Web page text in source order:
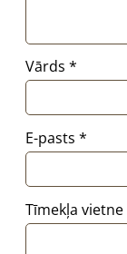
Vārds *
E-pasts *
Tīmekļa vietne